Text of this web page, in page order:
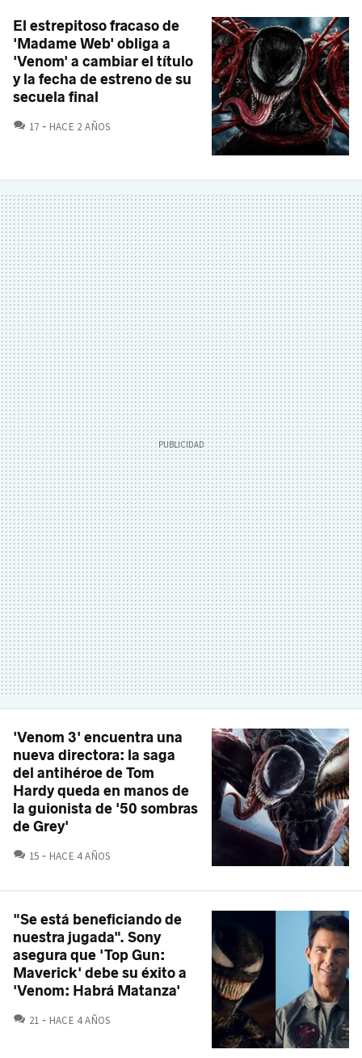
El estrepitoso fracaso de
'Madame Web' obliga a
'Venom' a cambiar el título
y la fecha de estreno de su
secuela final
17 COMENTARIOS
HACE 2 AÑOS
'Venom 3' encuentra una
nueva directora: la saga
del antihéroe de Tom
Hardy queda en manos de
la guionista de '50 sombras
de Grey'
15 COMENTARIOS
HACE 4 AÑOS
"Se está beneficiando de
nuestra jugada". Sony
asegura que 'Top Gun:
Maverick' debe su éxito a
'Venom: Habrá Matanza'
21 COMENTARIOS
HACE 4 AÑOS